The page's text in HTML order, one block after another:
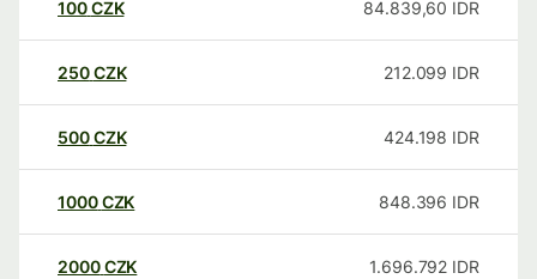
100CZK 84.839,60 IDR
250CZK 212.099 IDR
500CZK 424.198 IDR
1000CZK 848.396 IDR
2000CZK 1.696.792 IDR